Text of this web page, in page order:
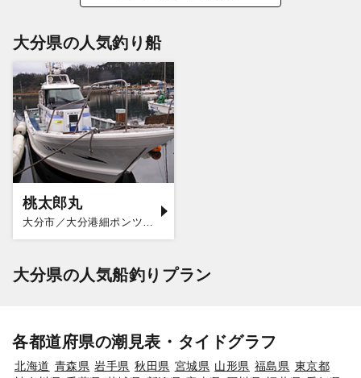
大分県の人気釣り船
桃太郎丸
大分県の人気船釣りプラン
各都道府県の潮見表・タイドグラフ
北海道 青森県 岩手県 秋田県 宮城県 山形県 福島県 東京都